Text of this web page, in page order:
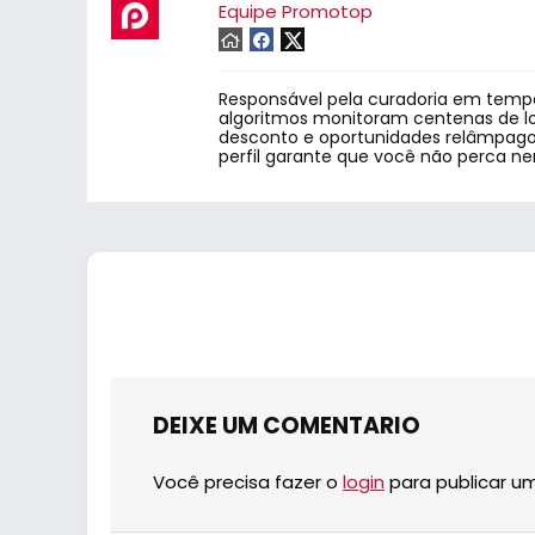
Equipe Promotop
Responsável pela curadoria em
algoritmos monitoram centenas de
desconto e oportunidades
perfil garante que você não perca
DEIXE UM COMENTARIO
Você precisa fazer o login para publicar